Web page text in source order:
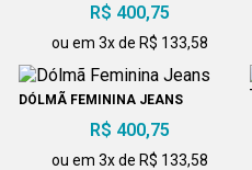
R$ 400,75
ou em 3x de R$ 133,58
DÓLMÃ FEMININA JEANS
R$ 400,75
ou em 3x de R$ 133,58